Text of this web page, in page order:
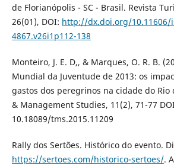
de Florianópolis - SC - Brasil. Revista
26(01), DOI: http://dx.doi.org/10.11606/
4867.v26i1p112-138
Monteiro, J. E. D,, & Marques, O. R. B.
Mundial da Juventude de 2013: os
gastos dos peregrinos na cidade do Rio
& Management Studies, 11(2), 71-77
10.18089/tms.2015.11209
Rally dos Sertões. Histórico do evento.
https://sertoes.com/historico-sertoes/.